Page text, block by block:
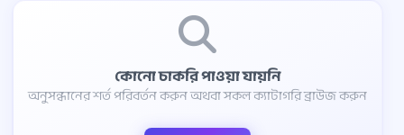
কোনো চাকরি পাওয়া যায়নি
অনুসন্ধানের শর্ত পরিবর্তন করুন অথবা সকল ক্যাটাগরি ব্রাউজ করুন